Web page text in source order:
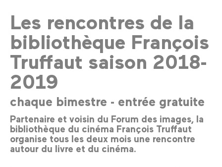
Les rencontres de la
bibliothèque François
Truffaut saison 2018-
2019
chaque bimestre - entrée gratuite
Partenaire et voisin du Forum des images, la
bibliothèque du cinéma François Truffaut
organise tous les deux mois une rencontre
autour du livre et du cinéma.